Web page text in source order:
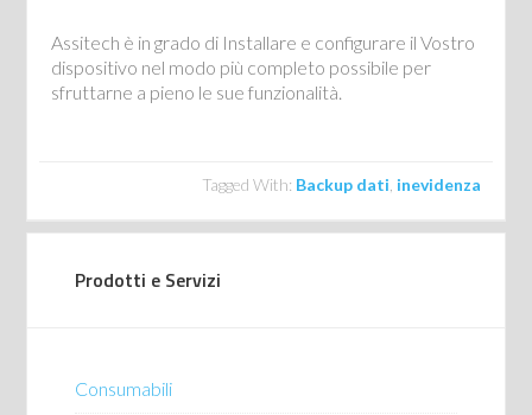
Assitech è in grado di Installare e configurare il Vostro
dispositivo nel modo più completo possibile per
sfruttarne a pieno le sue funzionalità.
Tagged With: Backup dati inevidenza
Prodotti e Servizi
Consumabili